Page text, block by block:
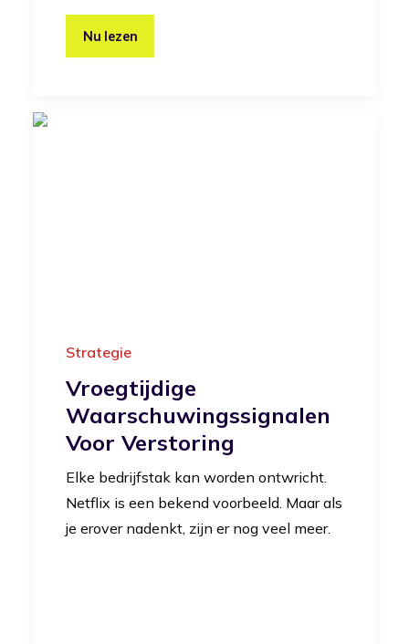
Nu lezen
Strategie
Vroegtijdige
Waarschuwingssignalen
Voor Verstoring
Elke bedrijfstak kan worden ontwricht.
Netflix is een bekend voorbeeld. Maar als
je erover nadenkt, zijn er nog veel meer.